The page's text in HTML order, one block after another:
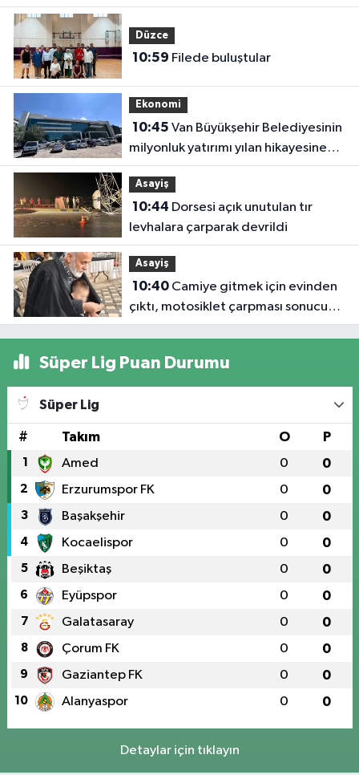
Düzce
10:59 Filede buluştular
Ekonomi
10:45
milyonluk yatırımı yılan hikayesine
döndü
Asayiş
10:44
levhalara çarparak devrildi
Asayiş
10:40Camiye gitmek için evinden
çıktı, motosiklet çarpması sonucu
öldü
Süper Lig Puan Durumu
Süper Lig
# Takım O P
1 Amed 0 0
2 Erzurumspor FK 0 0
3 Başakşehir 0 0
4 Kocaelispor 0 0
5 Beşiktaş 0 0
6 Eyüpspor 0 0
7 Galatasaray 0 0
8 Çorum FK 0 0
9 Gaziantep FK 0 0
10 Alanyaspor 0 0
Detaylar için tıklayın